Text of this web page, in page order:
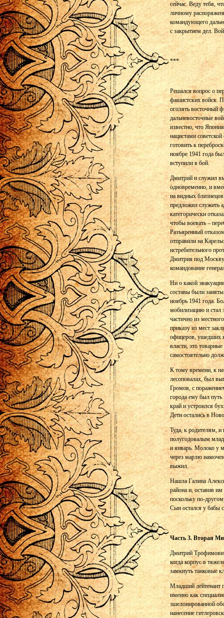
сейчас. Веду тебя,
личному
командующего
с закрытием дел.
***
Решался вопрос о
фашистских войск.
оголять восточный
дальневосточные
известно, что
нацистами
готовить к
ноябре 1941 года
вступили в бой.
Дмитрий и служил
одновременно, и
на видных
предложил служить
категорически
чтобы воевать –
Разъяренный
отправили на
истребительного
Дмитрия под Москву
командование
Ни о какой
составы были
ноябрь 1941 года.
мобилизацию и
частично из
приказу из мест
офицеров, ушедших
власти, это
самостоятельно
К тому времени, к
лесоповалах, был
Громов, с
города ему был путь
край и устроился
Дети остались в
Туда, к родителям, и
полугодовалым
и январь. Молоко у
через марлю
выжил.
Нашла Галина
района и, оставив
поскольку по-
Сын остался у бабы
Часть 3. Вторая
Дмитрий
когда корпус в
замкнуть танковые
Младший лейтенант
именно как
эшелонированной
нанесение